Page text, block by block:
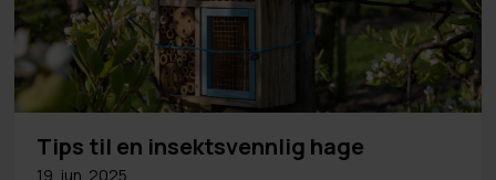
Tips til en insektsvennlig hage
19. jun. 2025